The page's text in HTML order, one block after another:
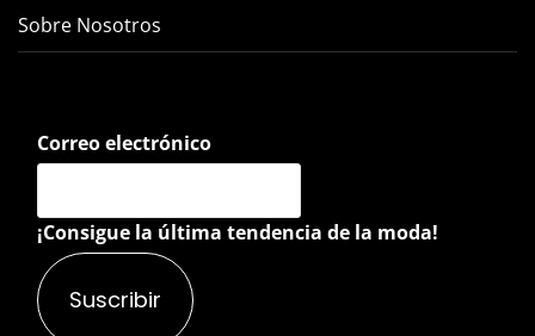
Sobre Nosotros
Correo electrónico
¡Consigue la última tendencia de la moda!
Suscribir